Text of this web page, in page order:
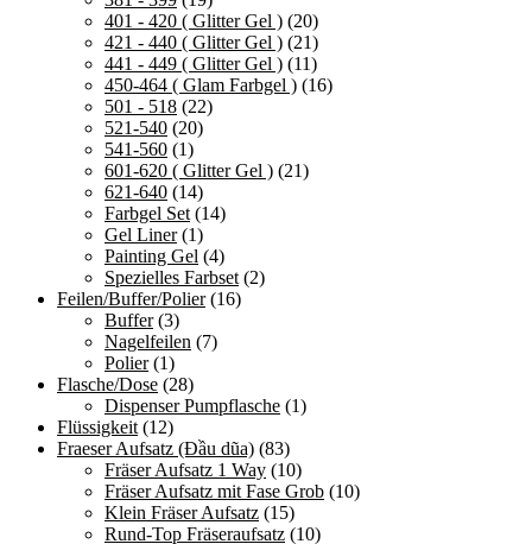
401 - 420 ( Glitter Gel ) (20)
421 - 440 ( Glitter Gel ) (21)
441 - 449 ( Glitter Gel ) (11)
450-464 ( Glam Farbgel ) (16)
501 - 518 (22)
521-540 (20)
541-560 (1)
601-620 ( Glitter Gel ) (21)
621-640 (14)
Farbgel Set (14)
Gel Liner (1)
Painting Gel (4)
Spezielles Farbset (2)
Feilen/Buffer/Polier (16)
Buffer (3)
Nagelfeilen (7)
Polier (1)
Flasche/Dose (28)
Dispenser Pumpflasche (1)
Flüssigkeit (12)
Fraeser Aufsatz (Đầu dũa) (83)
Fräser Aufsatz 1 Way (10)
Fräser Aufsatz mit Fase Grob (10)
Klein Fräser Aufsatz (15)
Rund-Top Fräseraufsatz (10)